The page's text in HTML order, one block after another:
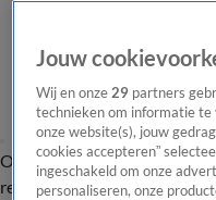
Overzicht Laatste nieuws
redactie
Jouw
Wij en onze29 partners
technieken om informatie te
onze website(s), jouw
cookies accepteren”
ingeschakeld om onze
personaliseren, onze